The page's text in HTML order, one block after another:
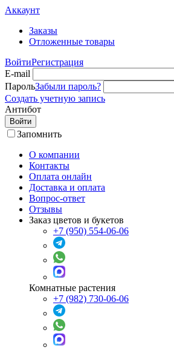
Аккаунт
Заказы
Отложенные товары
ВойтиРегистрация
E-mail
ПарольЗабыли пароль?
Создать учетную запись
Антибот
Войти
Запомнить
О компании
Контакты
Оплата онлайн
Доставка и оплата
Вопрос-ответ
Отзывы
Заказ цветов и букетов
+7 (950) 554-06-06
Комнатные растения
+7 (982) 730-06-06